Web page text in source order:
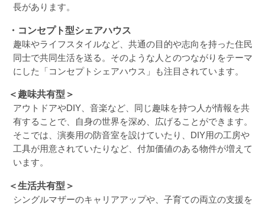
長があります。
・コンセプト型シェアハウス
趣味やライフスタイルなど、共通の目的や志向を持った住民
同士で共同生活を送る。そのような人とのつながりをテーマ
にした「コンセプトシェアハウス」も注目されています。
＜趣味共有型＞
アウトドアやDIY、音楽など、同じ趣味を持つ人が情報を共
有することで、自身の世界を深め、広げることができます。
そこでは、演奏用の防音室を設けていたり、DIY用の工房や
工具が用意されていたりなど、付加価値のある物件が増えて
います。
＜生活共有型＞
シングルマザーのキャリアアップや、子育ての両立の支援を